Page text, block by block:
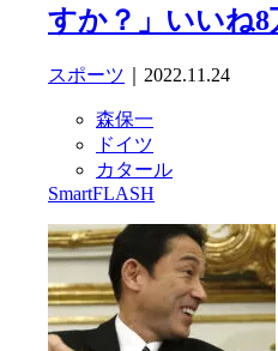
すか？」いいね8
スポーツ ｜2022.11.24
森保一
ドイツ
カタール
SmartFLASH